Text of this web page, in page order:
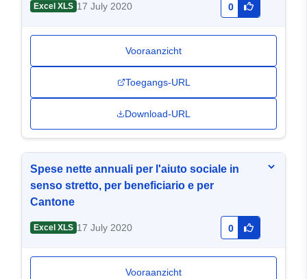
Excel XLS 17 July 2020 0
Vooraanzicht
Toegangs-URL
Download-URL
Spese nette annuali per l'aiuto sociale in
senso stretto, per beneficiario e per
Cantone
Excel XLS 17 July 2020 0
Vooraanzicht